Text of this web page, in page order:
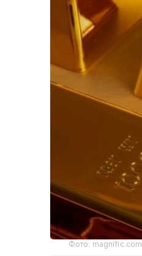
Фото: magnific.com